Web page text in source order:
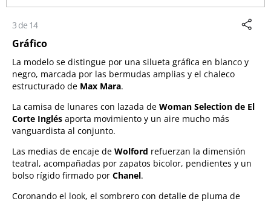
3 de 14
Gráfico
La modelo se distingue por una silueta gráfica en blanco y
negro, marcada por las bermudas amplias y el chaleco
estructurado de Max Mara.
La camisa de lunares con lazada de Woman Selection de El
Corte Inglés aporta movimiento y un aire mucho más
vanguardista al conjunto.
Las medias de encaje de Wolford refuerzan la dimensión
teatral, acompañadas por zapatos bicolor, pendientes y un
bolso rígido firmado por Chanel.
Coronando el look, el sombrero con detalle de pluma de